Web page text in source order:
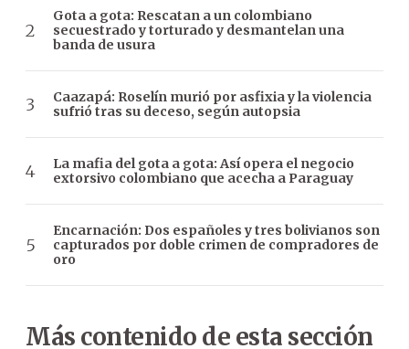
Gota a gota: Rescatan a un colombiano
secuestrado y torturado y desmantelan una
banda de usura
Caazapá: Roselín murió por asfixia y la violencia
sufrió tras su deceso, según autopsia
La mafia del gota a gota: Así opera el negocio
extorsivo colombiano que acecha a Paraguay
Encarnación: Dos españoles y tres bolivianos son
capturados por doble crimen de compradores de
oro
Más contenido de esta sección